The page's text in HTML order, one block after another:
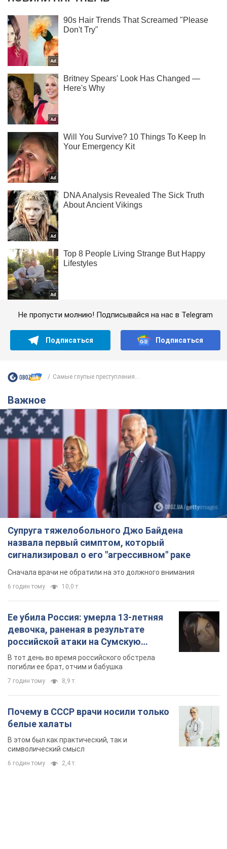
Не пропусти молнию! Подписывайся на нас в Telegram
Подписаться Подписаться
Самые глупые преступления...
Важное
Супруга тяжелобольного Джо Байдена
назвала первый симптом, который
сигнализировал о его "агрессивном" раке
Сначала врачи не обратили на это должного внимания
6 годин тому 10,0 т.
Ее убила Россия: умерла 13-летняя
девочка, раненая в результате
российской атаки на Сумскую
область. Фото
В тот день во время российского обстрела
погибли ее брат, отчим и бабушка
7 годин тому 8,9 т.
Почему в СССР врачи носили только
белые халаты
В этом был как практический, так и
символический смысл
6 годин тому 2,4 т.